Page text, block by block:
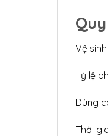
Vệ
Tỷ lệ
Dùng
Thời